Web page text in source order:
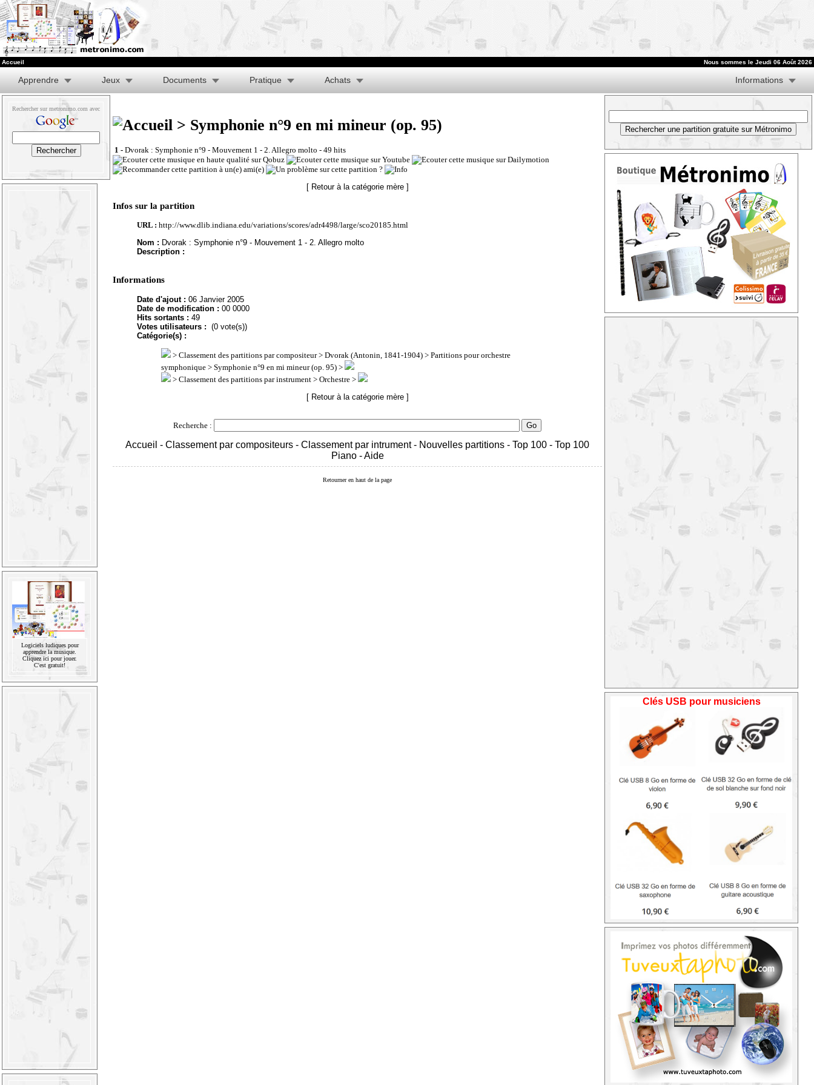
Accueil Nous sommes le Jeudi 06 Août 2026
Apprendre Jeux Documents Pratique Achats Informations
Rechercher sur metronimo.com avec
Logiciels ludiques pour
apprendre la musique.
Cliquez ici pour jouer.
C'est gratuit!
> Symphonie n°9 en mi mineur (op. 95)
1 - Dvorak : Symphonie n°9 - Mouvement 1 - 2. Allegro molto - 49 hits
[ Retour à la catégorie mère ]
Infos sur la partition
URL : http://www.dlib.indiana.edu/variations/scores/adr4498/large/sco20185.html
Nom : Dvorak : Symphonie n°9 - Mouvement 1 - 2. Allegro molto
Description :
Informations
Date d'ajout : 06 Janvier 2005
Date de modification : 00 0000
Hits sortants : 49
Votes utilisateurs : (0 vote(s))
Catégorie(s) :
> Classement des partitions par compositeur> Dvorak (Antonin, 1841-1904) > Partitions pour orchestre
symphonique > Symphonie n°9 en mi mineur (op. 95) >
> Classement des partitions par instrument > Orchestre >
[ Retour à la catégorie mère ]
Recherche :
Accueil - Classement par compositeurs - Classement par intrument- Nouvelles partitions - Top 100 - Top 100
Piano-Aide
Retourner en haut de la page
Clés USB pour musiciens